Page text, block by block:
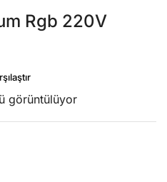
Rgb 220V
görüntülüyor